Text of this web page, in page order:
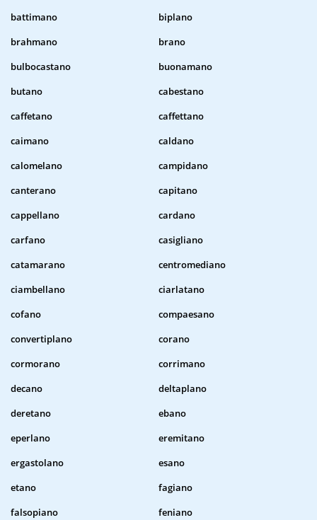
battimano
biplano
brahmano
brano
bulbocastano
buonamano
butano
cabestano
caffetano
caffettano
caimano
caldano
calomelano
campidano
canterano
capitano
cappellano
cardano
carfano
casigliano
catamarano
centromediano
ciambellano
ciarlatano
cofano
compaesano
convertiplano
corano
cormorano
corrimano
decano
deltaplano
deretano
ebano
eperlano
eremitano
ergastolano
esano
etano
fagiano
falsopiano
feniano